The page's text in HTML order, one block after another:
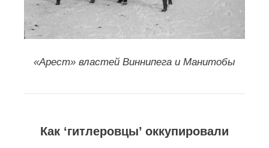
«Арест» властей Виннипега и Манитобы
Как ‘гитлеровцы’ оккупировали